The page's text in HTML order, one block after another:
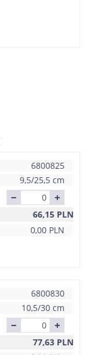
6800825
9,5/25,5 cm
66,15 PLN
0,00 PLN
6800830
10,5/30 cm
77,63 PLN